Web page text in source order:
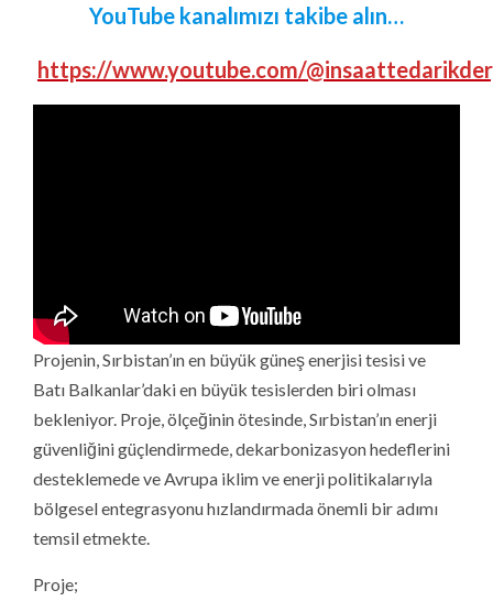
YouTube kanalımızı takibe alın…
https://www.youtube.com/
Projenin, Sırbistan’ın en büyük güneş enerjisi tesisi ve
Batı Balkanlar’daki en büyük tesislerden biri olması
bekleniyor. Proje, ölçeğinin ötesinde, Sırbistan’ın enerji
güvenliğini güçlendirmede, dekarbonizasyon hedeflerini
desteklemede ve Avrupa iklim ve enerji politikalarıyla
bölgesel entegrasyonu hızlandırmada önemli bir adımı
temsil etmekte.
Proje;